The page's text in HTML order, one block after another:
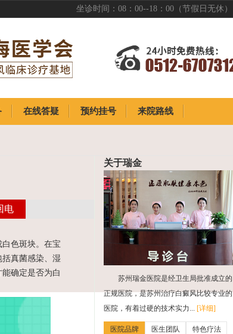
坐诊时间：08：00--18：00（节假日无休）
在线答疑 预约挂号 来院路线
色斑块。在宝
真菌感染、湿
确定是否为白
关于瑞金
苏州瑞金医院是经卫生局批准成立的
正规医院，是苏州治疗白癜风比较专业的
医院，有着过硬的技术实力... [详细]
医院品牌 医生团队 特色疗法